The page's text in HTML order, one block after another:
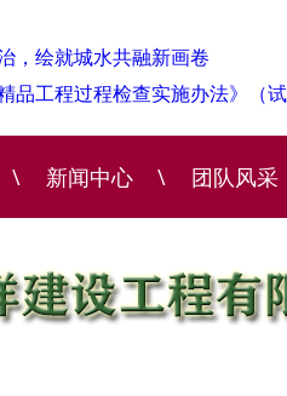
，绘就城水共融新画卷
品工程过程检查实施办法》（
\ 新闻中心 \ 团队风采